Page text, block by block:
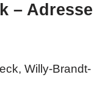
– Adresse
Willy-Brandt-